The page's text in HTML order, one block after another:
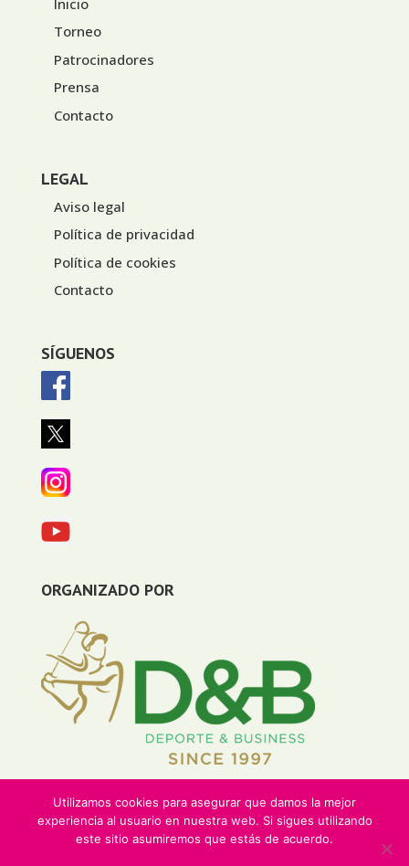
Torneo
Patrocinadores
Prensa
Contacto
LEGAL
Aviso legal
Política de privacidad
Política de cookies
Contacto
SÍGUENOS
ORGANIZADO POR
Utilizamos cookies para asegurar que damos la mejor
experiencia al usuario en nuestra web. Si sigues utilizando
este sitio asumiremos que estás de acuerdo.